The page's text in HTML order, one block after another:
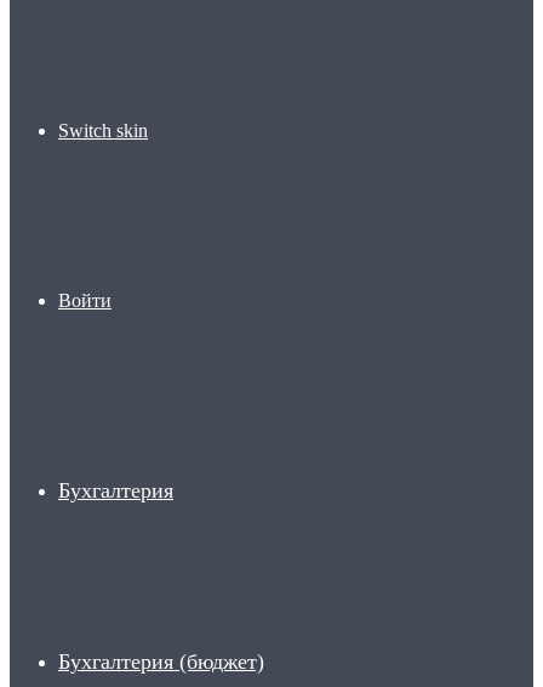
Switch skin
Войти
Бухгалтерия
Бухгалтерия (бюджет)